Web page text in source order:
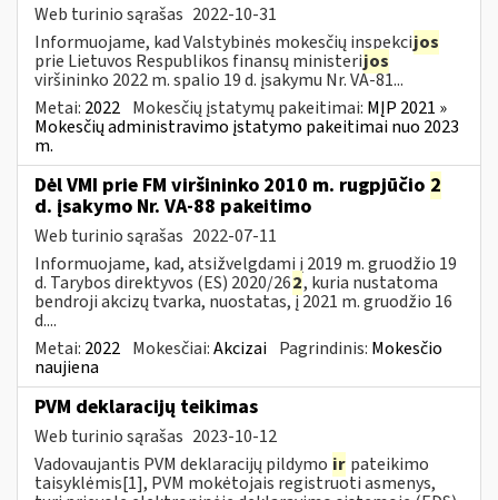
Web turinio sąrašas 2022-10-31
Informuojame, kad Valstybinės mokesčių inspekcijos
prie Lietuvos Respublikos finansų ministerijos
viršininko 2022 m. spalio 19 d. įsakymu Nr. VA-81...
Metai: 2022 Mokesčių įstatymų pakeitimai: MĮP 2021 »
Mokesčių administravimo įstatymo pakeitimai nuo 2023
m.
Dėl VMI prie FM viršininko 2010 m. rugpjūčio 2
d. įsakymo Nr. VA-88 pakeitimo
Web turinio sąrašas 2022-07-11
Informuojame, kad, atsižvelgdami į 2019 m. gruodžio 19
d. Tarybos direktyvos (ES) 2020/262, kuria nustatoma
bendroji akcizų tvarka, nuostatas, į 2021 m. gruodžio 16
d....
Metai: 2022 Mokesčiai:Akcizai Pagrindinis: Mokesčio
naujiena
PVM deklaracijų teikimas
Web turinio sąrašas 2023-10-12
Vadovaujantis PVM deklaracijų pildymo ir pateikimo
taisyklėmis[1], PVM mokėtojais registruoti asmenys,